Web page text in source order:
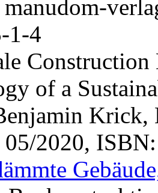
1-4
Construction
of a
Krick,
2020,